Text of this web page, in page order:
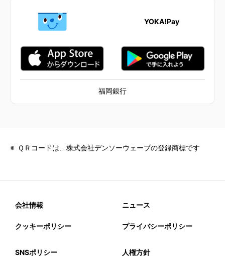
YOKA!Pay
福岡銀行
ＱＲコードは、株式会社デンソーウェーブの登録商標です
会社情報 ニュース
クッキーポリシー プライバシーポリシー
SNSポリシー 人権方針